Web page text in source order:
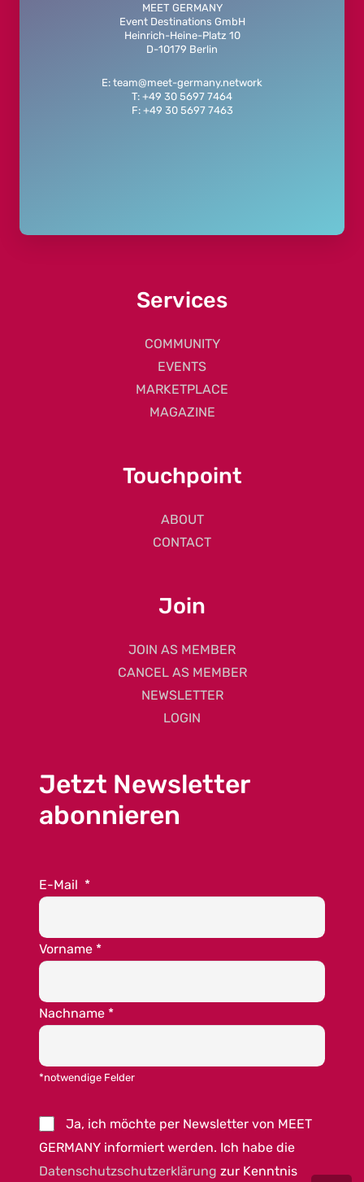
MEET GERMANY
Event Destinations GmbH
Heinrich-Heine-Platz 10
D-10179 Berlin
E: team@meet-germany.network
T: +49 30 5697 7464
F: +49 30 5697 7463
Services
COMMUNITY
EVENTS
MARKETPLACE
MAGAZINE
Touchpoint
ABOUT
CONTACT
Join
JOIN AS MEMBER
CANCEL AS MEMBER
NEWSLETTER
LOGIN
Jetzt Newsletter
abonnieren
E-Mail *
Vorname *
Nachname *
*notwendige Felder
Ja, ich möchte per Newsletter von MEET
GERMANY informiert werden. Ich habe die
Datenschutzschutzerklärung zur Kenntnis